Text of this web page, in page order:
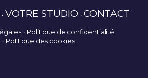
VOTRE STUDIO CONTACT
Politique de confidentialité
Politique des cookies